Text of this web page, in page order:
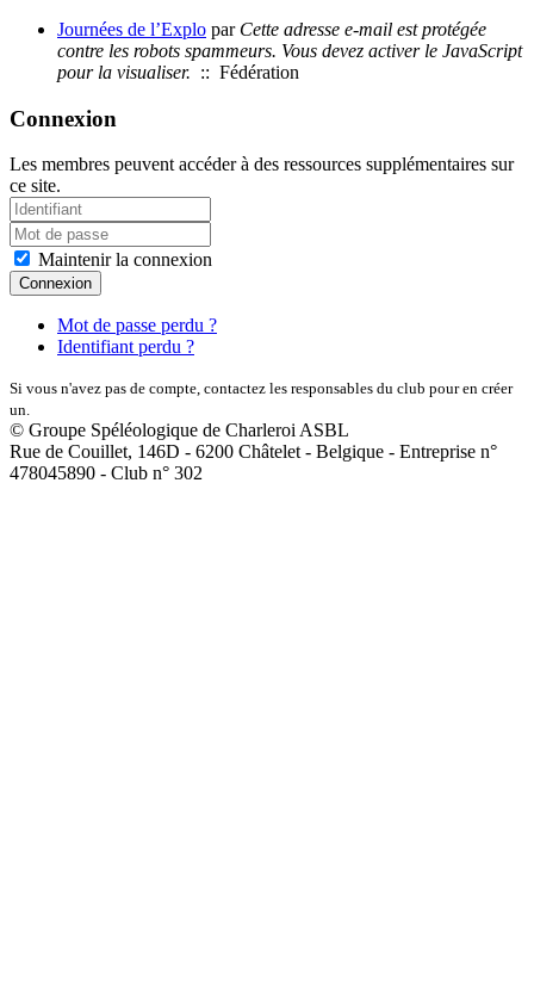
Journées de l’Explo par Cette adresse e-mail est protégée
contre les robots spammeurs. Vous devez activer le JavaScript
pour la visualiser. :: Fédération
Connexion
Les membres peuvent accéder à des ressources supplémentaires sur
ce site.
Maintenir la connexion
Connexion
Mot de passe perdu ?
Identifiant perdu ?
Si vous n'avez pas de compte, contactez les responsables du club pour en créer
un.
© Groupe Spéléologique de Charleroi ASBL
Rue de Couillet, 146D - 6200 Châtelet - Belgique - Entreprise n°
478045890 - Club n° 302